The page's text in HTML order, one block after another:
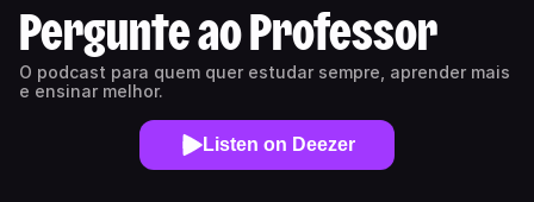
Pergunte ao Professor
O podcast para quem quer estudar sempre, aprender mais
e ensinar melhor.
Listen on Deezer